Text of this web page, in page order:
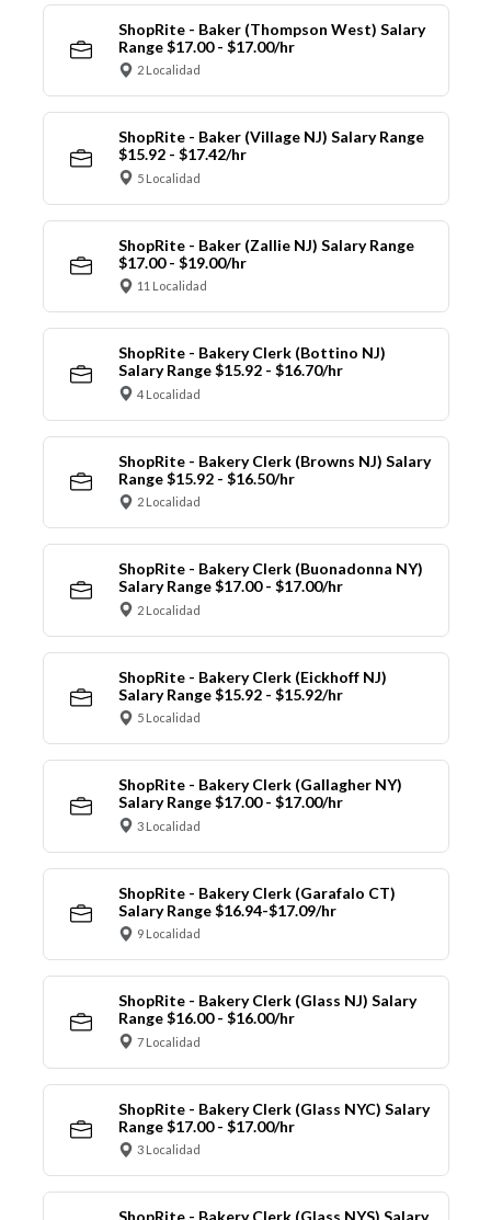
ShopRite - Baker (Thompson West) Salary
Range $17.00 - $17.00/hr
2 Localidad
ShopRite - Baker (Village NJ) Salary Range
$15.92 - $17.42/hr
5 Localidad
ShopRite - Baker (Zallie NJ) Salary Range
$17.00 - $19.00/hr
11 Localidad
ShopRite - Bakery Clerk (Bottino NJ)
Salary Range $15.92 - $16.70/hr
4 Localidad
ShopRite - Bakery Clerk (Browns NJ) Salary
Range $15.92 - $16.50/hr
2 Localidad
ShopRite - Bakery Clerk (Buonadonna NY)
Salary Range $17.00 - $17.00/hr
2 Localidad
ShopRite - Bakery Clerk (Eickhoff NJ)
Salary Range $15.92 - $15.92/hr
5 Localidad
ShopRite - Bakery Clerk (Gallagher NY)
Salary Range $17.00 - $17.00/hr
3 Localidad
ShopRite - Bakery Clerk (Garafalo CT)
Salary Range $16.94-$17.09/hr
9 Localidad
ShopRite - Bakery Clerk (Glass NJ) Salary
Range $16.00 - $16.00/hr
7 Localidad
ShopRite - Bakery Clerk (Glass NYC) Salary
Range $17.00 - $17.00/hr
3 Localidad